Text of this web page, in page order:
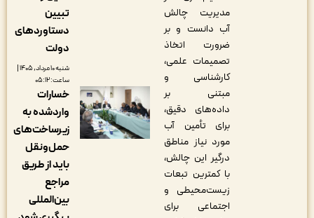
مدیریت چالش
آب دانست و بر
ضرورت اتخاذ
تصمیمات علمی،
کارشناسی و
مبتنی بر
داده‌های دقیق،
برای تأمین آب
مورد نیاز مناطق
درگیر این چالش،
با کمترین تبعات
زیست‌محیطی و
اجتماعی برای
دستاوردهای
شنبه ۱۰ مرداد, ۱۴۰۵ |
خسارات
واردشده به
زیرساخت‌های
حمل‌ونقل
باید از طریق
بین‌المللی